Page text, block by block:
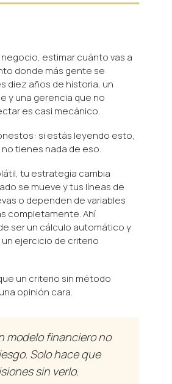
estimar cuánto vas a
donde más gente se
diez años de historia, un
y una gerencia que no
es casi mecánico.
si estás leyendo esto,
tienes nada de eso.
tu estrategia cambia
se mueve y tus líneas de
o dependen de variables
completamente. Ahí
ser un cálculo automático y
ejercicio de criterio
un criterio sin método
opinión cara.
modelo financiero no
Solo hace que
sin verlo.